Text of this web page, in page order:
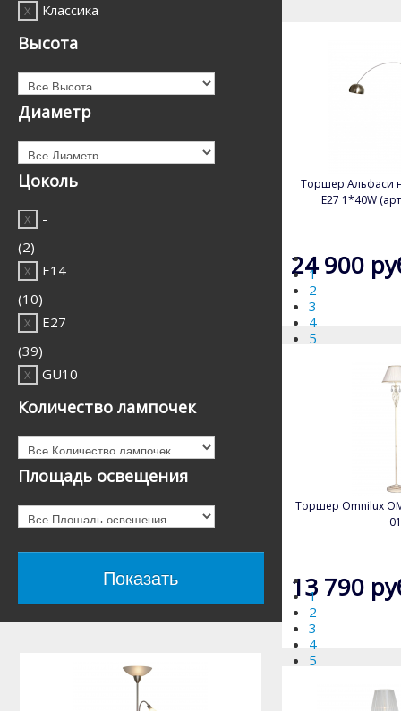
Классика
(6)
(7)
Модерн
(2)
Прованс
(6)
Ретро
(1)
Современный
(23)
Хай-тек
(3)
Высота
Диаметр
Цоколь
-
(2)
E14
(10)
E27
(39)
GU10
(1)
(2)
R7S
(1)
Количество лампочек
Площадь освещения
Торшер Альфаси
E27 1*40W
24 900
1
2
3
4
5
Торшер Omnilux
01
13 790
1
2
3
4
5